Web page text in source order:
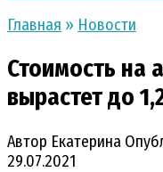
Главная » Новости
Стоимость на
вырастет до
Автор Екатерина
29.07.2021